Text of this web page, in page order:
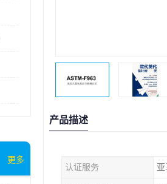
更多
产品描述
认证服务